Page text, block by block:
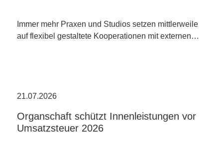
Immer mehr Praxen und Studios setzen mittlerweile
auf flexibel gestaltete Kooperationen mit externen…
21.07.2026
Organschaft schützt Innenleistungen vor
Umsatzsteuer 2026